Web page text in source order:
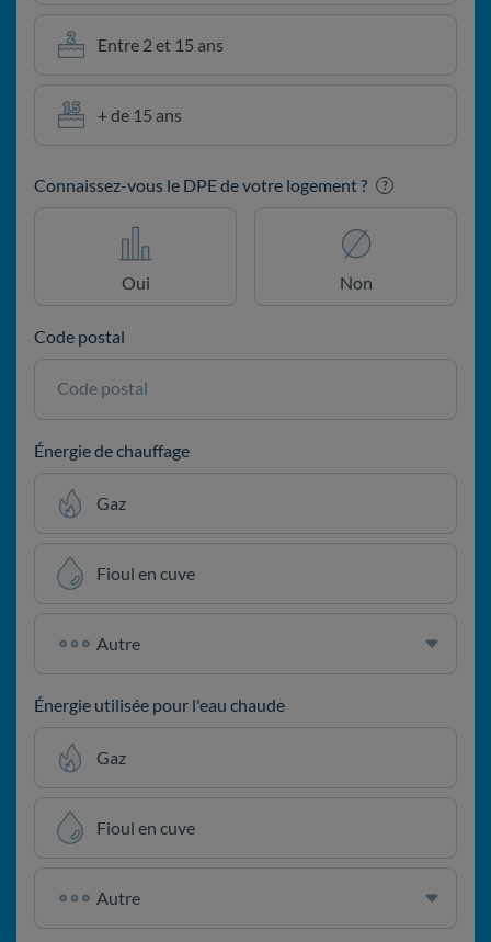
Entre 2 et 15 ans
+ de 15 ans
Connaissez-vous le DPE de votre logement ? ?
Oui Non
Code postal
Code postal
Énergie de chauffage
Gaz
Fioul en cuve
Énergie utilisée pour l'eau chaude
Gaz
Fioul en cuve